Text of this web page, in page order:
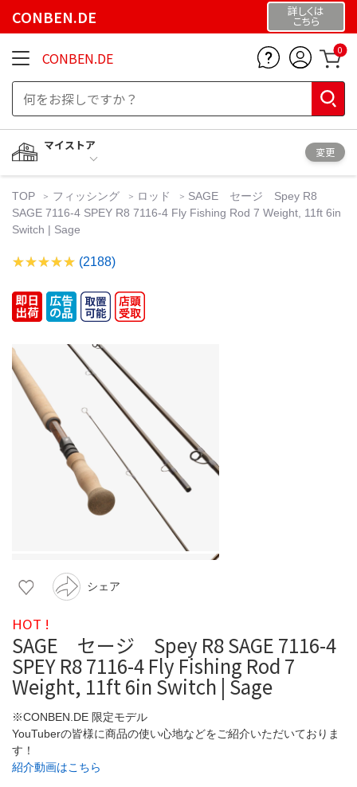
CONBEN.DE 詳しくは
こちら
CONBEN.DE 0
マイストア
変更
TOP フィッシング ロッド
SAGE セージ Spey R8
SAGE 7116-4 SPEY R8 7116-4 Fly Fishing Rod 7 Weight, 11ft 6in
Switch | Sage
(2188)
シェア
HOT !
SAGE セージ Spey R8 SAGE 7116-4
SPEY R8 7116-4 Fly Fishing Rod 7
Weight, 11ft 6in Switch | Sage
※CONBEN.DE 限定モデル
YouTuberの皆様に商品の使い心地などをご紹介いただいておりま
す！
紹介動画はこちら